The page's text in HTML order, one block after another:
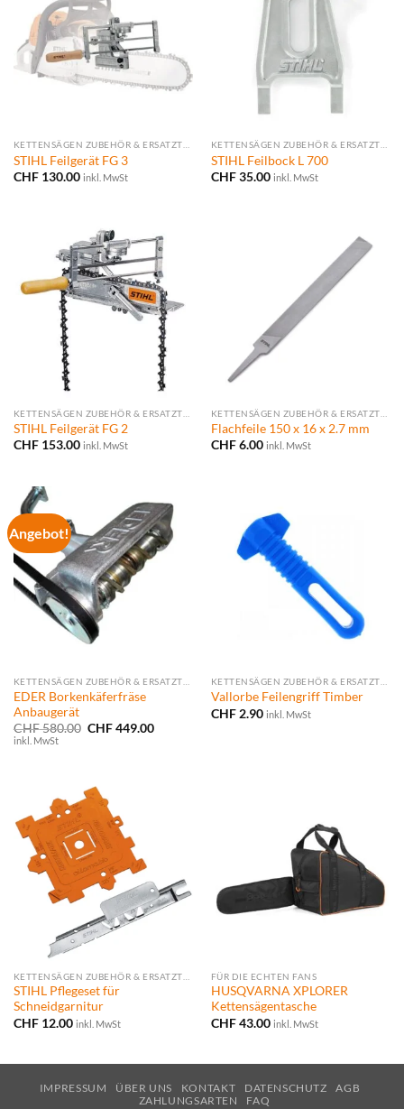
STIHL Feilgerät FG 3
CHF130.00 inkl. MwSt
STIHL Feilbock L 700
CHF35.00 inkl. MwSt
STIHL Feilgerät FG 2
CHF153.00 inkl. MwSt
Flachfeile 150 x 16 x 2.7 mm
CHF6.00 inkl. MwSt
Angebot!
EDER Borkenkäferfräse
Anbaugerät
CHF580.00 Ursprünglicher
CHF449.00Aktueller
inkl. MwSt
Vallorbe Feilengriff Timber
CHF2.90 inkl. MwSt
STIHL Pflegeset für
Schneidgarnitur
CHF12.00 inkl. MwSt
FÜR DIE ECHTEN FANS
HUSQVARNA XPLORER
Kettensägentasche
CHF43.00 inkl. MwSt
IMPRESSUM ÜBER UNS KONTAKT DATENSCHUTZ
AGB
ZAHLUNGSARTEN
FAQ